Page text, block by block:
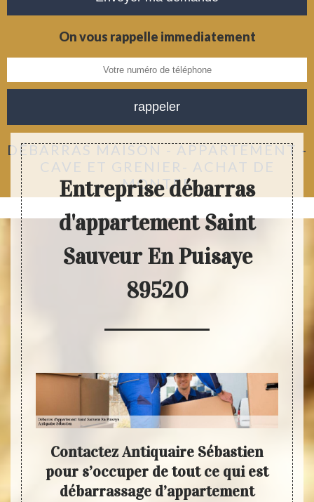
On vous rappelle immediatement
DÉBARRAS MAISON - APPARTEMENT -
CAVE ET GRENIER- ACHAT DE
MONTRE
Entreprise débarras
d'appartement Saint
Sauveur En Puisaye
89520
Contactez Antiquaire Sébastien
pour s’occuper de tout ce qui est
débarrassage d’appartement